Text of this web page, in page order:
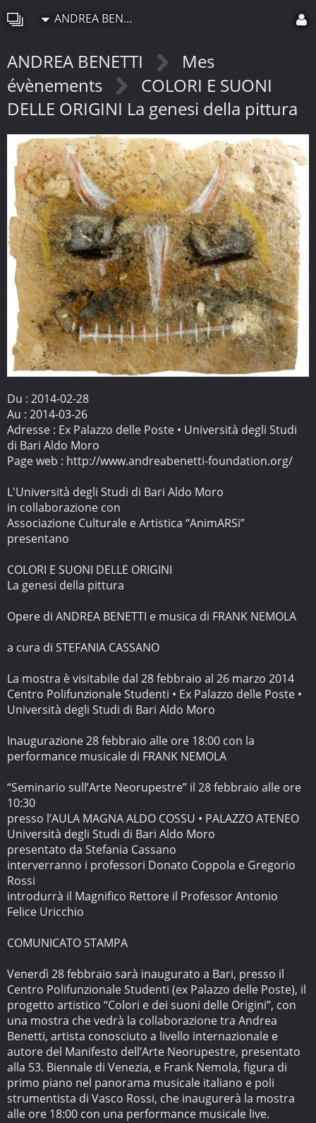
ANDREA BENETTI
ANDREA BENETTI
Mes
évènements
COLORI E SUONI
DELLE ORIGINI La genesi della pittura
Du : 2014-02-28
Au : 2014-03-26
Adresse : Ex Palazzo delle Poste • Università degli Studi
di Bari Aldo Moro
Page web : http://www.andreabenetti-foundation.org/
L'Università degli Studi di Bari Aldo Moro
in collaborazione con
Associazione Culturale e Artistica “AnimARSi”
presentano
COLORI E SUONI DELLE ORIGINI
La genesi della pittura
Opere di ANDREA BENETTI e musica di FRANK NEMOLA
a cura di STEFANIA CASSANO
La mostra è visitabile dal 28 febbraio al 26 marzo 2014
Centro Polifunzionale Studenti • Ex Palazzo delle Poste •
Università degli Studi di Bari Aldo Moro
Inaugurazione 28 febbraio alle ore 18:00 con la
performance musicale di FRANK NEMOLA
“Seminario sull’Arte Neorupestre” il 28 febbraio alle ore
10:30
presso l’AULA MAGNA ALDO COSSU • PALAZZO ATENEO
Università degli Studi di Bari Aldo Moro
presentato da Stefania Cassano
interverranno i professori Donato Coppola e Gregorio
Rossi
introdurrà il Magnifico Rettore il Professor Antonio
Felice Uricchio
COMUNICATO STAMPA
Venerdì 28 febbraio sarà inaugurato a Bari, presso il
Centro Polifunzionale Studenti (ex Palazzo delle Poste), il
progetto artistico “Colori e dei suoni delle Origini”, con
una mostra che vedrà la collaborazione tra Andrea
Benetti, artista conosciuto a livello internazionale e
autore del Manifesto dell’Arte Neorupestre, presentato
alla 53. Biennale di Venezia, e Frank Nemola, figura di
primo piano nel panorama musicale italiano e poli
strumentista di Vasco Rossi, che inaugurerà la mostra
alle ore 18:00 con una performance musicale live.